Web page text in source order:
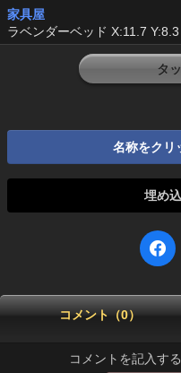
家具屋
ラベンダーベッド X:11.7
タ
名称をクリ
埋め
コメント（0）
コメントを記入す